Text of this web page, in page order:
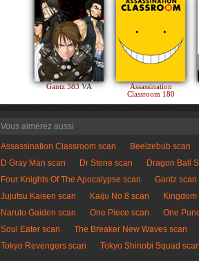
Gantz 383VA
Assassination
Classroom 180
Vous aimerez aussi
Assassination Classroom scan Beelzebub scan
D Gray Man scan
Dr Stone scan Dragon Ball
Four Knights Of The Apocalypse scan
Gantz scan
Jujutsu Kaisen scan
Kaiju No 8 scan Kingdom
Naruto Gaiden scan
One Piece scan One
Soul Eater scan
The Breaker New Waves scan
Tokyo Revengers scan
Tokyo Shinobi Squad scan